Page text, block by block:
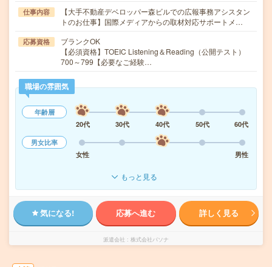
仕事内容
【大手不動産デベロッパー森ビルでの広報事務アシスタン
トのお仕事】国際メディアからの取材対応サポートメ…
応募資格
ブランクOK
【必須資格】TOEIC Listening＆Reading（公開テスト）
700～799【必要なご経験…
職場の雰囲気
年齢層
20代
30代 40代 50代
60代
男女比率
女性
男性
もっと見る
気になる! 応募へ進む 詳しく見る
派遣会社 株式会社パソナ